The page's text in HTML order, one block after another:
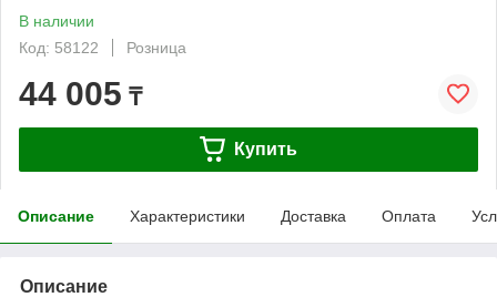
В наличии
Код: 58122
Розница
44 005 ₸
Купить
Описание Характеристики Доставка Оплата
Описание